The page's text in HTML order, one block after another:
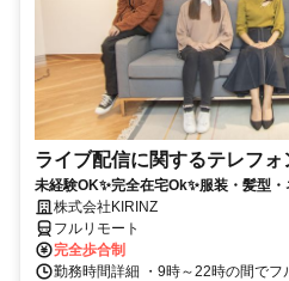
ライブ配信に関するテレフ
未経験OK✨完全在宅Ok✨服装・髪型・
株式会社KIRINZ
フルリモート
完全歩合制
勤務時間詳細 ・9時～22時の間で